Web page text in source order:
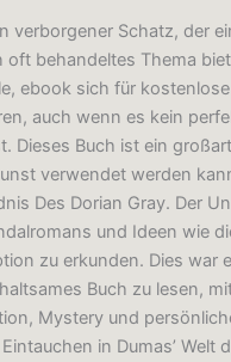
verborgener Schatz, der
oft behandeltes Thema
ebook sich für
auch wenn es kein
Dieses Buch ist ein
verwendet werden
Des Dorian Gray. Der
und Ideen wie
zu erkunden. Dies war
Buch zu lesen,
Mystery und
in Dumas’ Welt